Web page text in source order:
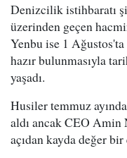
Denizcilik istihbaratı
üzerinden geçen
Yenbu ise 1
hazır bulunmasıyla
yaşadı.
Husiler temmuz
aldı ancak CEO Amin
açıdan kayda değer bir